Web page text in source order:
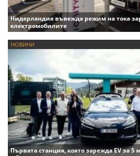
Нидерландия въвежда режим на тока
електромобилите
НОВИНИ
Първата станция, която зарежда EV за